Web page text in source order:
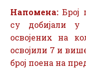
Напомена: Број
су добијали у
освојених на
освојили 7 и
број поена на